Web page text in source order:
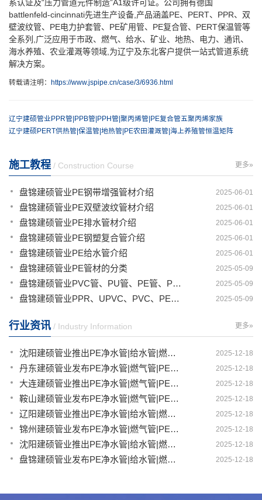
系认证及“压力管道元件制造”A1级许可证。公司拥有德国
battlenfeld-cincinnati先进生产设备,产品涵盖PE、PERT、PPR、双
壁波纹管、PE电力护套管、PE矿用管、PE复合管、PERT保温管等
全系列,广泛应用于市政、燃气、给水、矿业、地热、电力、通讯、
海水养殖、农业灌溉等领域,为辽宁及东北客户提供一站式管道系统
解决方案。
转载请注明： https://www.jspipe.cn/case/3/6936.html
辽宁建硕管业PPR管|PPB管|PPH管|聚丙烯管|PE复合管五聚丙烯家族
辽宁建硕PERT供热管|保温管|地热管|PE农田灌溉管|海上养殖管恒温矩阵
更多»
施工教程 / Construction Course
2025-06-01
盘锦建硕管业PE钢带增强管材介绍
2025-06-01
盘锦建硕管业PE双壁波纹管材介绍
2025-06-01
盘锦建硕管业PE排水管材介绍
2025-06-01
盘锦建硕管业PE钢塑复合管介绍
2025-06-01
盘锦建硕管业PE给水管介绍
2025-05-09
盘锦建硕管业PE管材的分类
2025-05-09
盘锦建硕管业PVC管、PU管、PE管、PP管有那些区别
2025-05-09
盘锦建硕管业PPR、UPVC、PVC、PERT、PE、HDPE塑料管材详解
更多»
行业资讯 / Industry Information
2025-12-18
沈阳建硕管业推出PE净水管|给水管|燃气管|PERT供热管|电力护套管一体化智造解决方案
2025-12-18
丹东建硕管业发布PE净水管|燃气管|PERT供热管|电力护套管|农田灌溉管智能生产新范式
2025-12-18
大连建硕管业推出PE净水管|燃气管|PERT供热管|电力护套管|农田灌溉管融合智造新生态
2025-12-18
鞍山建硕管业发布PE净水管|燃气管|PERT供热管|电力护套管|农田灌溉管全链路应用新方案
2025-12-18
辽阳建硕管业推出PE净水管|给水管|燃气管|PERT供热管|电力护套管多维融合智造平台
2025-12-18
锦州建硕管业发布PE净水管|燃气管|PERT供热管|电力护套管|农田灌溉管智慧应用生态体系
2025-12-18
沈阳建硕管业推出PE净水管|给水管|燃气管|PERT供热管|电力护套管一体化智造方案
2025-12-18
盘锦建硕管业发布PE净水管|给水管|燃气管|PERT供热管|电力护套管智慧生产新范式